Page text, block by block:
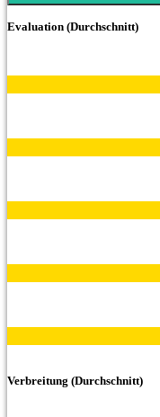
Evaluation (Durchschnitt)
Verbreitung (Durchschnitt)